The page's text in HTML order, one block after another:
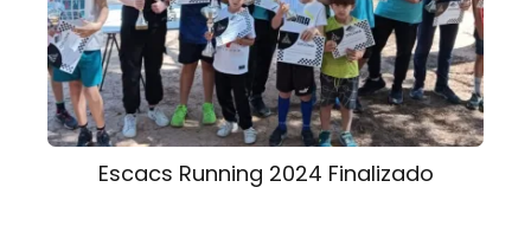
Escacs Running 2024 Finalizado